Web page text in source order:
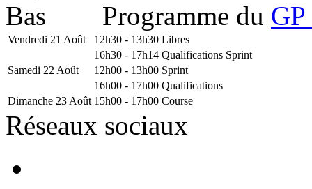
Programme du
Vendredi 21 Août 12h30 - 13h30 Libres
16h30 - 17h14 Qualifications Sprint
Samedi 22 Août
12h00 - 13h00 Sprint
16h00 - 17h00 Qualifications
Dimanche 23 Août 15h00 - 17h00 Course
Réseaux sociaux